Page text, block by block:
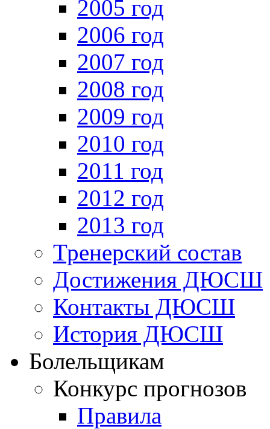
2005 год
2006 год
2007 год
2008 год
2009 год
2010 год
2011 год
2012 год
2013 год
Тренерский состав
Достижения ДЮСШ
Контакты ДЮСШ
История ДЮСШ
Болельщикам
Конкурс прогнозов
Правила